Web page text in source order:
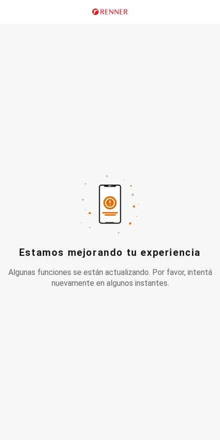
Estamos mejorando tu experiencia
Algunas funciones se están actualizando. Por favor, intentá
nuevamente en algunos instantes.